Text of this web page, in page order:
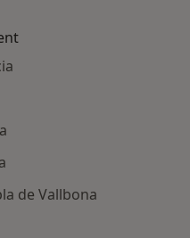
de Vallbona